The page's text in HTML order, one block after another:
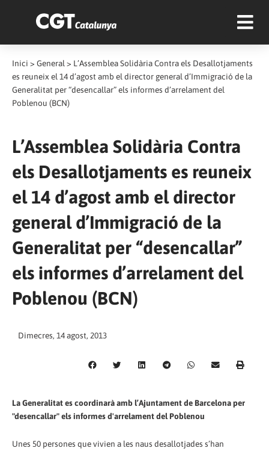
Inici > General > L’Assemblea Solidària Contra els Desallotjaments
es reuneix el 14 d’agost amb el director general d’Immigració de la
Generalitat per “desencallar” els informes d’arrelament del
Poblenou (BCN)
L’Assemblea Solidària Contra
els Desallotjaments es reuneix
el 14 d’agost amb el director
general d’Immigració de la
Generalitat per “desencallar”
els informes d’arrelament del
Poblenou (BCN)
Dimecres, 14 agost, 2013
La Generalitat es coordinarà amb l’Ajuntament de Barcelona per
"desencallar" els informes d'arrelament del Poblenou
Unes 50 persones que vivien a les naus desallotjades s’han